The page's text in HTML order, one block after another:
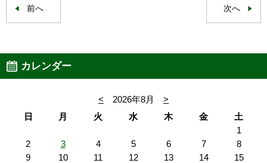
前へ 次へ
カレンダー
< 2026年8月
>
日
月 火 水 木 金
土
1
2
3 4 5 6 7
8
9
10 11 12 13 14
15